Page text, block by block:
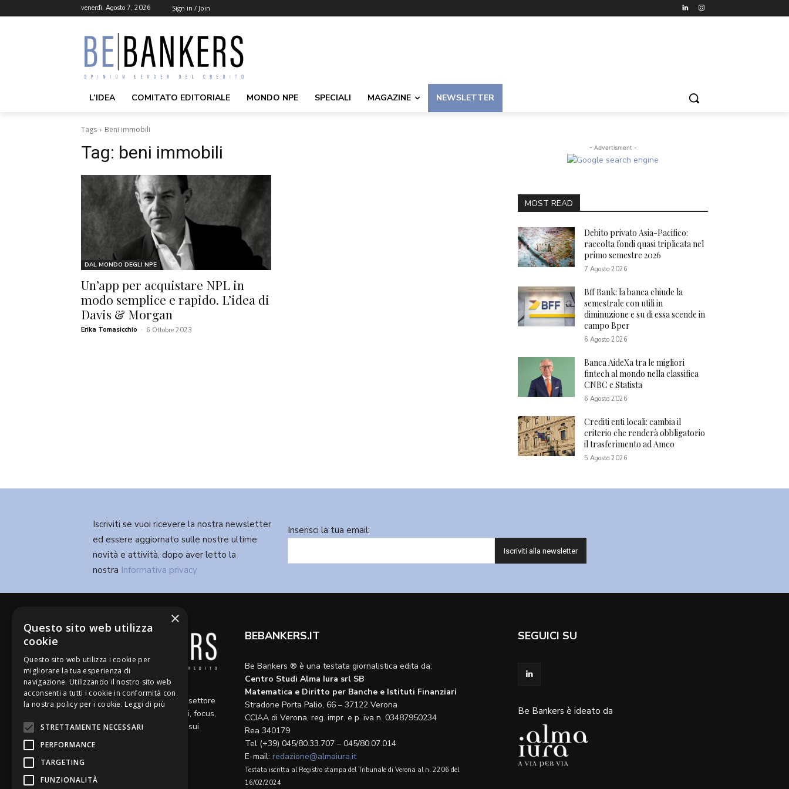
venerdì, Agosto 7, 2026 Sign in / Join
L’IDEA COMITATO EDITORIALE MONDO NPE SPECIALI MAGAZINE NEWSLETTER
Tags Beni immobili
Tag: beni immobili
DAL MONDO DEGLI NPE
Un’app per acquistare NPL in
modo semplice e rapido. L’idea di
Davis & Morgan
Erika Tomasicchio - 6 Ottobre 2023
- Advertisment -
MOST READ
Debito privato Asia-Pacifico:
raccolta fondi quasi triplicata nel
primo semestre 2026
7 Agosto 2026
Bff Bank: la banca chiude la
semestrale con utili in
diminuzione e su di essa scende in
campo Bper
6 Agosto 2026
Banca AideXa tra le migliori
fintech al mondo nella classifica
CNBC e Statista
6 Agosto 2026
Crediti enti locali: cambia il
criterio che renderà obbligatorio
il trasferimento ad Amco
5 Agosto 2026
Iscriviti se vuoi ricevere la nostra newsletter
ed essere aggiornato sulle nostre ultime
novità e attività, dopo aver letto la
nostra Informativa privacy
Inserisci la tua email:
Diamo voce a riflessioni,
aggiornamenti e opinioni sul settore
del credito, ospitando articoli, focus,
approfondimenti e interviste sui
BEBANKERS.IT
Be Bankers ® è una testata giornalistica edita da:
Centro Studi Alma Iura srl SB
Matematica e Diritto per Banche e Istituti Finanziari
Stradone Porta Palio, 66 – 37122 Verona
CCIAA di Verona, reg. impr. e p. iva n. 03487950234
Rea 340179
Tel (+39) 045/80.33.707 – 045/80.07.014
E-mail: redazione@almaiura.it
Testata iscritta al Registro stampa del Tribunale di Verona al n. 2206 del
16/02/2024
SEGUICI SU
Be Bankers è ideato da
×
Questo sito web utilizza
cookie
Questo sito web utilizza i cookie per
migliorare la tua esperienza di
navigazione. Utilizzando il nostro sito web
acconsenti a tutti i cookie in conformità con
la nostra policy per i cookie. Leggi di più
STRETTAMENTE NECESSARI
PERFORMANCE
TARGETING
FUNZIONALITÀ